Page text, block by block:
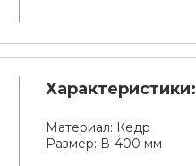
Характеристики:
Материал: Кедр
Размер: В-400 мм